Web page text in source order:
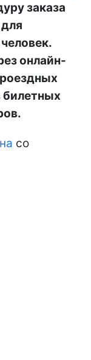
заказа
онлайн-
билетных
со